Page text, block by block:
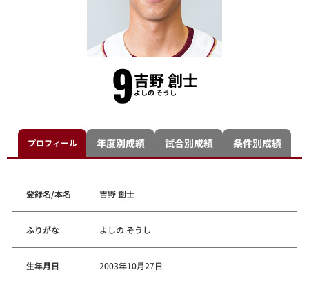
9吉野 創士
よしの そうし
プロフィール 年度別成績 試合別成績 条件別成績
登録名/本名 吉野 創士
ふりがな よしの そうし
生年月日 2003年10月27日